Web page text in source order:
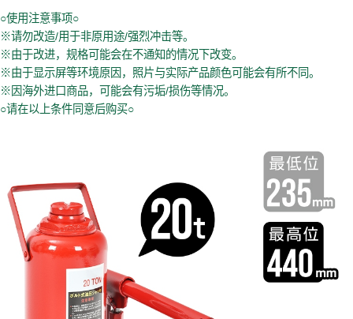
○使用注意事项○
※请勿改造/用于非原用途/强烈冲击等。
※由于改进，规格可能会在不通知的情况下改变。
※由于显示屏等环境原因，照片与实际产品颜色可能会有所不同。
※因海外进口商品，可能会有污垢/损伤等情况。
○请在以上条件同意后购买○